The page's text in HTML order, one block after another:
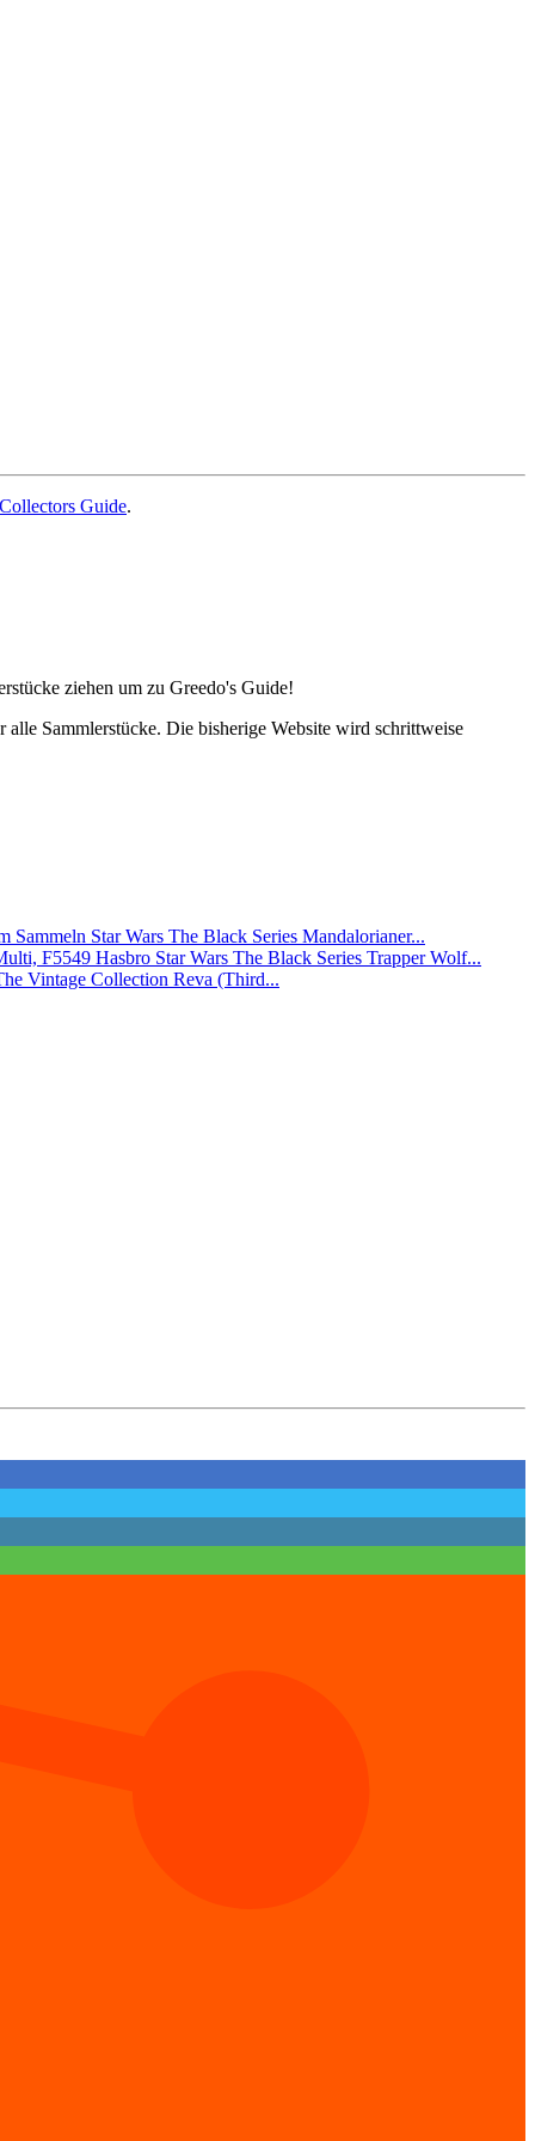
Collectors Guide.
ziehen um zu Greedo's Guide!
Sammlerstücke. Die bisherige Website wird schrittweise
Star Wars The Black Series Mandalorianer...
Hasbro Star Wars The Black Series Trapper Wolf...
Vintage Collection Reva (Third...